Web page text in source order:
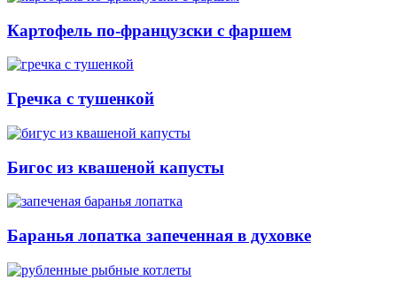
Картофель по-французски с фаршем
Гречка с тушенкой
Бигос из квашеной капусты
Баранья лопатка запеченная в духовке